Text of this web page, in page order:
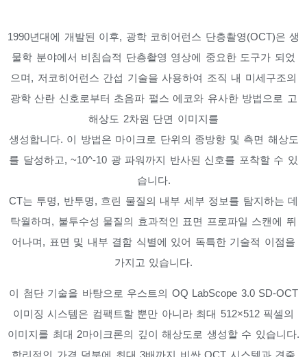
1990년대에 개발된 이후, 광학 코히어런스 단층촬영(OCT)은 생
물학 분야에서 비침습적 단층촬영 영상에 중요한 도구가 되었
으며, 저코히어런스 간섭 기술을 사용하여 조직 내 미세구조의
광학 산란 신호로부터 초음파 펄스 에코와 유사한 방법으로 고
해상도 2차원 단면 이미지를
생성합니다. 이 방법은 마이크로 단위의 종방향 및 측면 해상도
를 달성하고, ~10^-10 광 파워까지 반사된 신호를 포착할 수 있
습니다.
CT는 투명, 반투명, 흐린 물질의 내부 세부 정보를 탐지하는 데
탁월하며, 불투수성 물질의 효과적인 표면 프로파일 스캔에 뛰
어나며, 표면 및 내부 결함 식별에 있어 독특한 기술적 이점을
가지고 있습니다.
이 첨단 기술을 바탕으로 우스트의 OQ LabScope 3.0 SD-OCT
이미징 시스템은 컴팩트할 뿐만 아니라 최대 512×512 픽셀의
이미지를 최대 2마이크론의 깊이 해상도로 생성할 수 있습니다.
합리적인 가격 덕분에 최대 3배까지 비싼 OCT 시스템과 견줄